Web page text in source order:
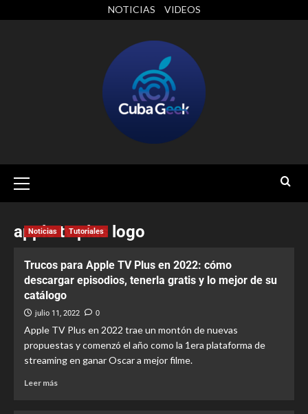
NOTICIAS VIDEOS
apple tv plus logo
Noticias Tutoriales
Trucos para Apple TV Plus en 2022: cómo
descargar episodios, tenerla gratis y lo mejor de su
catálogo
julio 11, 2022 0
Apple TV Plus en 2022 trae un montón de nuevas
propuestas y comenzó el año como la 1era plataforma de
streaming en ganar Oscar a mejor filme.
Leer más